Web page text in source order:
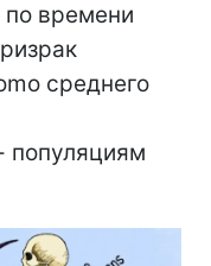
по времени
среднего
популяциям